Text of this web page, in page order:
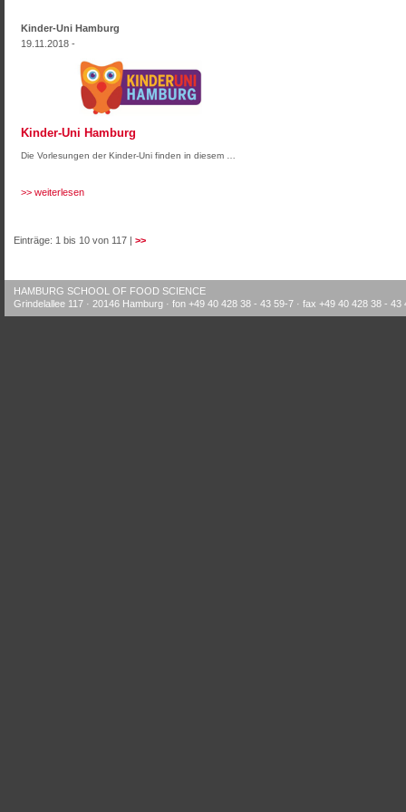
Kinder-Uni Hamburg
19.11.2018 -
Kinder-Uni Hamburg
Die Vorlesungen der Kinder-Uni finden in diesem …
>> weiterlesen
Einträge: 1 bis 10 von 117 | >>
HAMBURG SCHOOL OF FOOD SCIENCE
Grindelallee 117 · 20146 Hamburg · fon +49 40 428 38 - 43 59-7 · fax +49 40 428 38 - 43